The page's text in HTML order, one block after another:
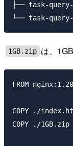
├── task-
1GB.zip は、
FROM
COPY ./
COPY ./